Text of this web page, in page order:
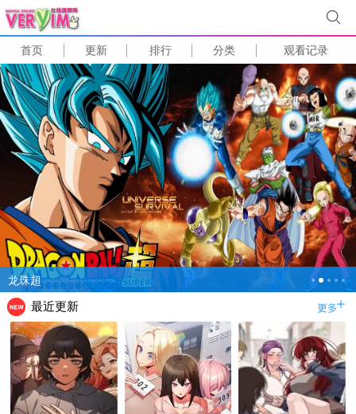
首页 更新 排行 分类 观看记录
黑猫男友的疼爱方式
最近更新